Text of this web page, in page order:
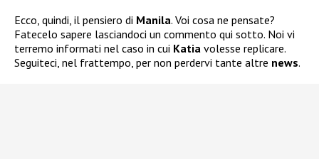
Ecco, quindi, il pensiero di Manila. Voi cosa ne pensate?
Fatecelo sapere lasciandoci un commento qui sotto. Noi vi
terremo informati nel caso in cui Katia volesse replicare.
Seguiteci, nel frattempo, per non perdervi tante altre news.